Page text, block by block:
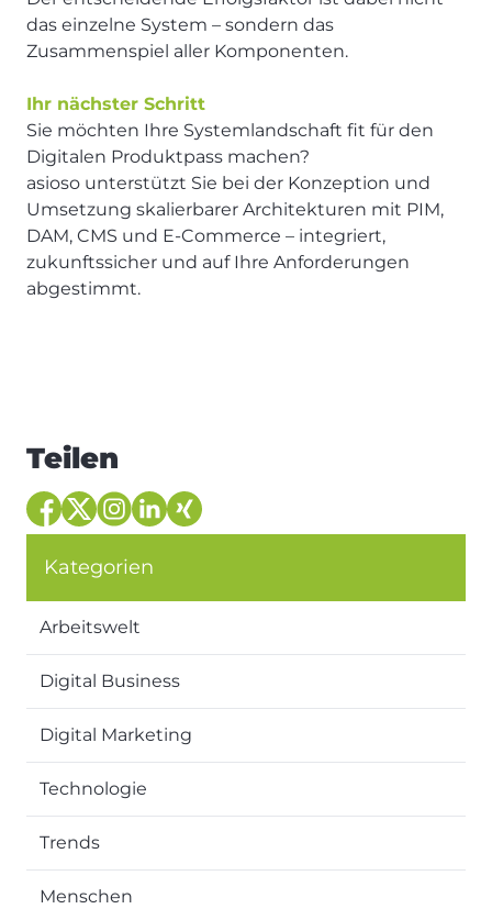
das einzelne System – sondern das
Zusammenspiel aller Komponenten.
Ihr nächster Schritt
Sie möchten Ihre Systemlandschaft fit für den
Digitalen Produktpass machen?
asioso unterstützt Sie bei der Konzeption und
Umsetzung skalierbarer Architekturen mit PIM,
DAM, CMS und E-Commerce – integriert,
zukunftssicher und auf Ihre Anforderungen
abgestimmt.
Teilen
Kategorien
Arbeitswelt
Digital Business
Digital Marketing
Technologie
Trends
Menschen